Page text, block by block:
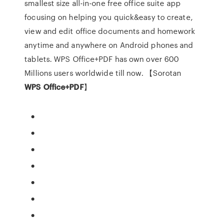
smallest size all-in-one free office suite app
focusing on helping you quick&easy to create,
view and edit office documents and homework
anytime and anywhere on Android phones and
tablets. WPS Office+PDF has own over 600
Millions users worldwide till now. 【Sorotan
WPS Office+PDF】